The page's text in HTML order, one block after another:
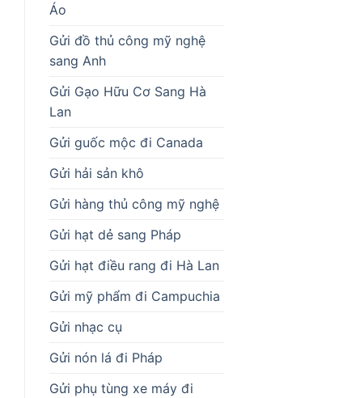
Áo
Gửi đồ thủ công mỹ nghệ
sang Anh
Gửi Gạo Hữu Cơ Sang Hà
Lan
Gửi guốc mộc đi Canada
Gửi hải sản khô
Gửi hàng thủ công mỹ nghệ
Gửi hạt dẻ sang Pháp
Gửi hạt điều rang đi Hà Lan
Gửi mỹ phẩm đi Campuchia
Gửi nhạc cụ
Gửi nón lá đi Pháp
Gửi phụ tùng xe máy đi